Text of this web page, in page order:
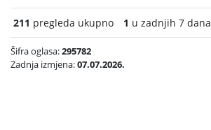
211 pregleda ukupno 1 u zadnjih 7 dana
Šifra oglasa:295782
Zadnja izmjena:07.07.2026.